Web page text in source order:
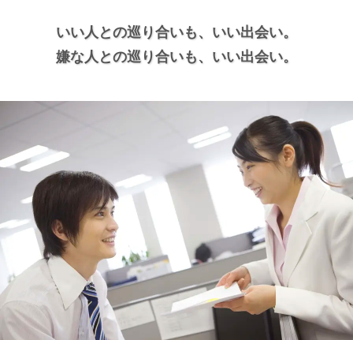
いい人との巡り合いも、 いい出会い。
嫌な人との巡り合いも、 いい出会い。